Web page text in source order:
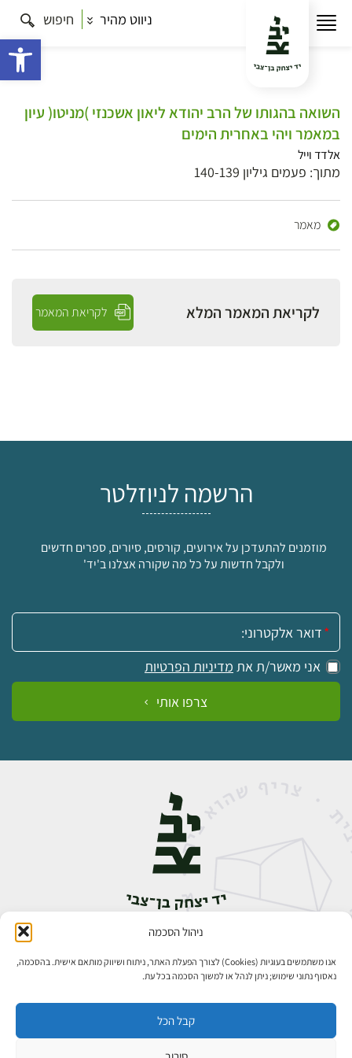
ניהול הסכמה
אנו משתמשים בעוגיות (Cookies) לצורך הפעלת האתר, ניתוח ושיווק מותאם אישית. בהסכמה,
נאסוף נתוני שימוש; ניתן לנהל או למשוך הסכמה בכל עת.
קבל הכל
ניווט מהיר חיפוש
השואה בהגותו של הרב יהודא ליאון אשכנזי )מניטו( עיון
במאמר ויהי באחרית הימים
אלדד וייל
מתוך: פעמים גיליון 140-139
מאמר
לקריאת המאמר המלא לקריאת המאמר
הרשמה לניוזלטר
מוזמנים להתעדכן על אירועים, קורסים, סיורים, ספרים חדשים
ולקבל חדשות על כל מה שקורה אצלנו ב'יד'
אימייל:
אני מאשר/ת את מדיניות הפרטיות
צרפו אותי
אבן גבירול 14, רחביה, ירושלים